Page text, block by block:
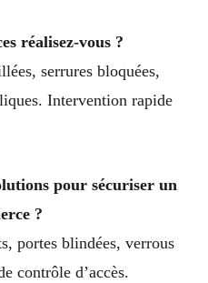
réalisez-vous ?
serrures bloquées,
Intervention rapide
pour sécuriser un
?
portes blindées, verrous
contrôle d’accès.